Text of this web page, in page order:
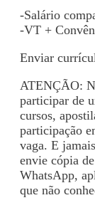
-Salário
-VT +
Enviar
ATENÇÃO:
participar de
cursos,
participação
vaga. E
envie cópia
WhatsApp,
que não